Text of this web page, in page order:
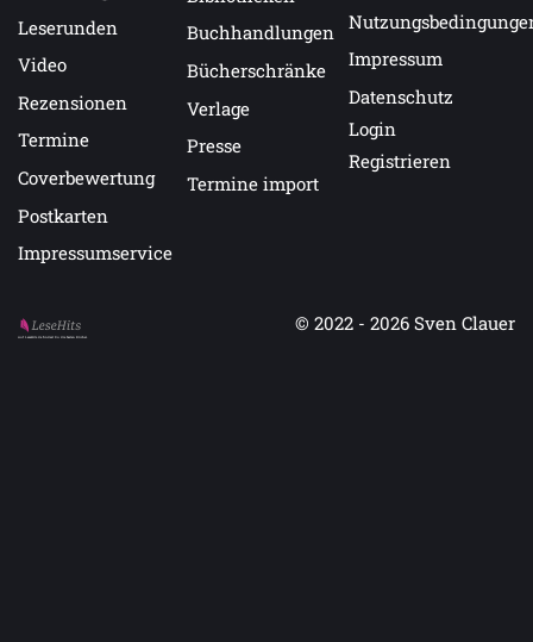
Leserunden
Video
Rezensionen
Termine
Coverbewertung
Postkarten
Impressumservice
Buchhandlungen
Bücherschränke
Verlage
Presse
Termine import
Impressum
Datenschutz
Login
Registrieren
Auf LeseHits.de findest Du die besten Bücher.
© 2022 - 2026 Sven Clauer